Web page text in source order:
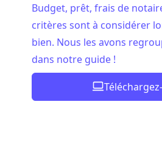
Budget, prêt, frais de
critères sont à considérer
bien. Nous les avons
dans notre guide !